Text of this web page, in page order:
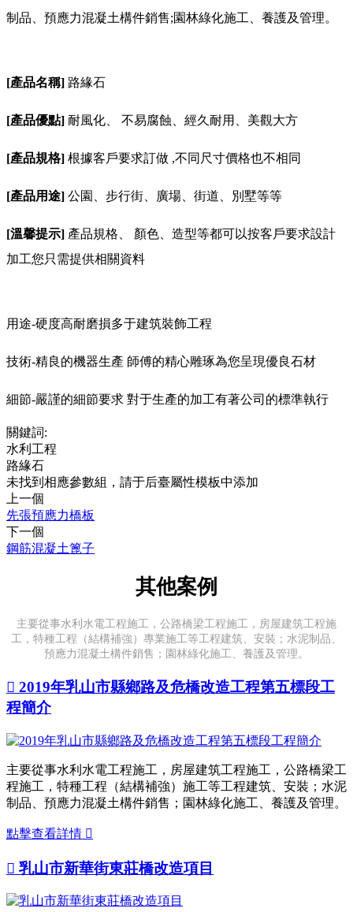
制品、預應力混凝土構件銷售;園林綠化施工、養護及管理。
[產品名稱] 路緣石
[產品優點] 耐風化、 不易腐蝕、經久耐用、美觀大方
[產品規格] 根據客戶要求訂做 ,不同尺寸價格也不相同
[產品用途] 公園、步行街、廣場、街道、別墅等等
[溫馨提示] 產品規格、 顏色、造型等都可以按客戶要求設計
加工您只需提供相關資料
用途-硬度高耐磨損多于建筑裝飾工程
技術-精良的機器生產 師傅的精心雕琢為您呈現優良石材
細節-嚴謹的細節要求 對于生產的加工有著公司的標準執行
關鍵詞:
水利工程
路緣石
未找到相應參數組，請于后臺屬性模板中添加
上一個
先張預應力橋板
下一個
鋼筋混凝土篦子
其他案例
主要從事水利水電工程施工，公路橋梁工程施工，房屋建筑工程施
工，特種工程（結構補強）專業施工等工程建筑、安裝；水泥制品、
預應力混凝土構件銷售；園林綠化施工、養護及管理。
 2019年乳山市縣鄉路及危橋改造工程第五標段工
程簡介
主要從事水利水電工程施工，房屋建筑工程施工，公路橋梁工
程施工，特種工程（結構補強）施工等工程建筑、安裝；水泥
制品、預應力混凝土構件銷售；園林綠化施工、養護及管理。
點擊查看詳情 
 乳山市新華街東莊橋改造項目